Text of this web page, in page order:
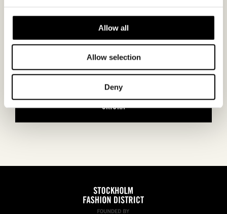
Allow all
Allow selection
Deny
ÅÅÅÅ
Jag godkännerintegritetspolicyn.